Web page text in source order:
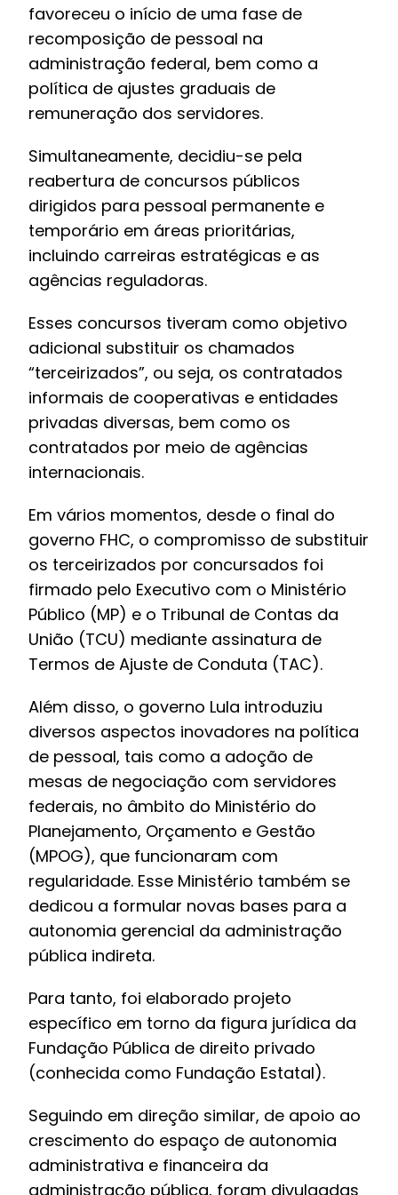
favoreceu o início de uma fase de
recomposição de pessoal na
administração federal, bem como a
política de ajustes graduais de
remuneração dos servidores.
Simultaneamente, decidiu-se pela
reabertura de concursos públicos
dirigidos para pessoal permanente e
temporário em áreas prioritárias,
incluindo carreiras estratégicas e as
agências reguladoras.
Esses concursos tiveram como objetivo
adicional substituir os chamados
“terceirizados”, ou seja, os contratados
informais de cooperativas e entidades
privadas diversas, bem como os
contratados por meio de agências
internacionais.
Em vários momentos, desde o final do
governo FHC, o compromisso de substituir
os terceirizados por concursados foi
firmado pelo Executivo com o Ministério
Público (MP) e o Tribunal de Contas da
União (TCU) mediante assinatura de
Termos de Ajuste de Conduta (TAC).
Além disso, o governo Lula introduziu
diversos aspectos inovadores na política
de pessoal, tais como a adoção de
mesas de negociação com servidores
federais, no âmbito do Ministério do
Planejamento, Orçamento e Gestão
(MPOG), que funcionaram com
regularidade. Esse Ministério também se
dedicou a formular novas bases para a
autonomia gerencial da administração
pública indireta.
Para tanto, foi elaborado projeto
específico em torno da figura jurídica da
Fundação Pública de direito privado
(conhecida como Fundação Estatal).
Seguindo em direção similar, de apoio ao
crescimento do espaço de autonomia
administrativa e financeira da
administração pública, foram divulgadas